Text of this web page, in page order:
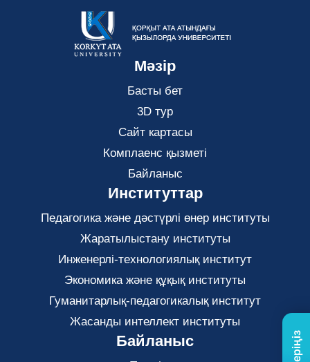
Мәзір
Басты бет
3D тур
Сайт картасы
Комплаенс қызметі
Байланыс
Институттар
Педагогика және дәстүрлі өнер институты
Жаратылыстану институты
Инженерлі-технологиялық институт
Экономика және құқық институты
Гуманитарлық-педагогикалық институт
Жасанды интеллект институты
Байланыс